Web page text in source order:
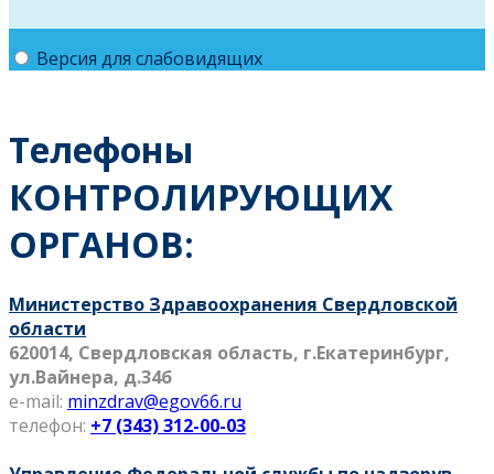
Версия для слабовидящих
Телефоны
КОНТРОЛИРУЮЩИХ
ОРГАНОВ:
Министерство Здравоохранения Свердловской
области
620014, Свердловская область, г.Екатеринбург,
ул.Вайнера, д.34б
e-mail: minzdrav@egov66.ru
телефон: +7 (343) 312-00-03